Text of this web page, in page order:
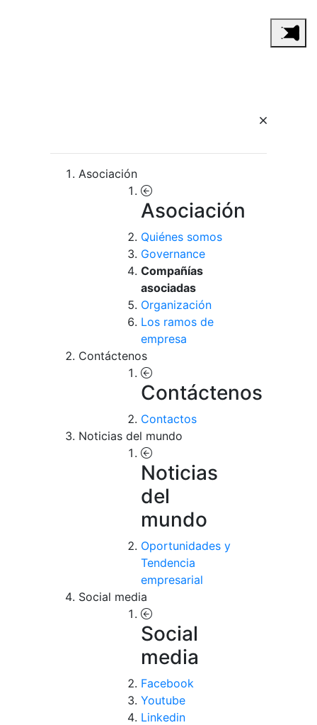
Asociación
Asociación
Quiénes somos
Governance
Compañías
asociadas
Organización
Los ramos de
empresa
Contáctenos
Contáctenos
Contactos
Noticias del mundo
Noticias
del
mundo
Oportunidades y
Tendencia
empresarial
Social media
Social
media
Facebook
Youtube
Linkedin